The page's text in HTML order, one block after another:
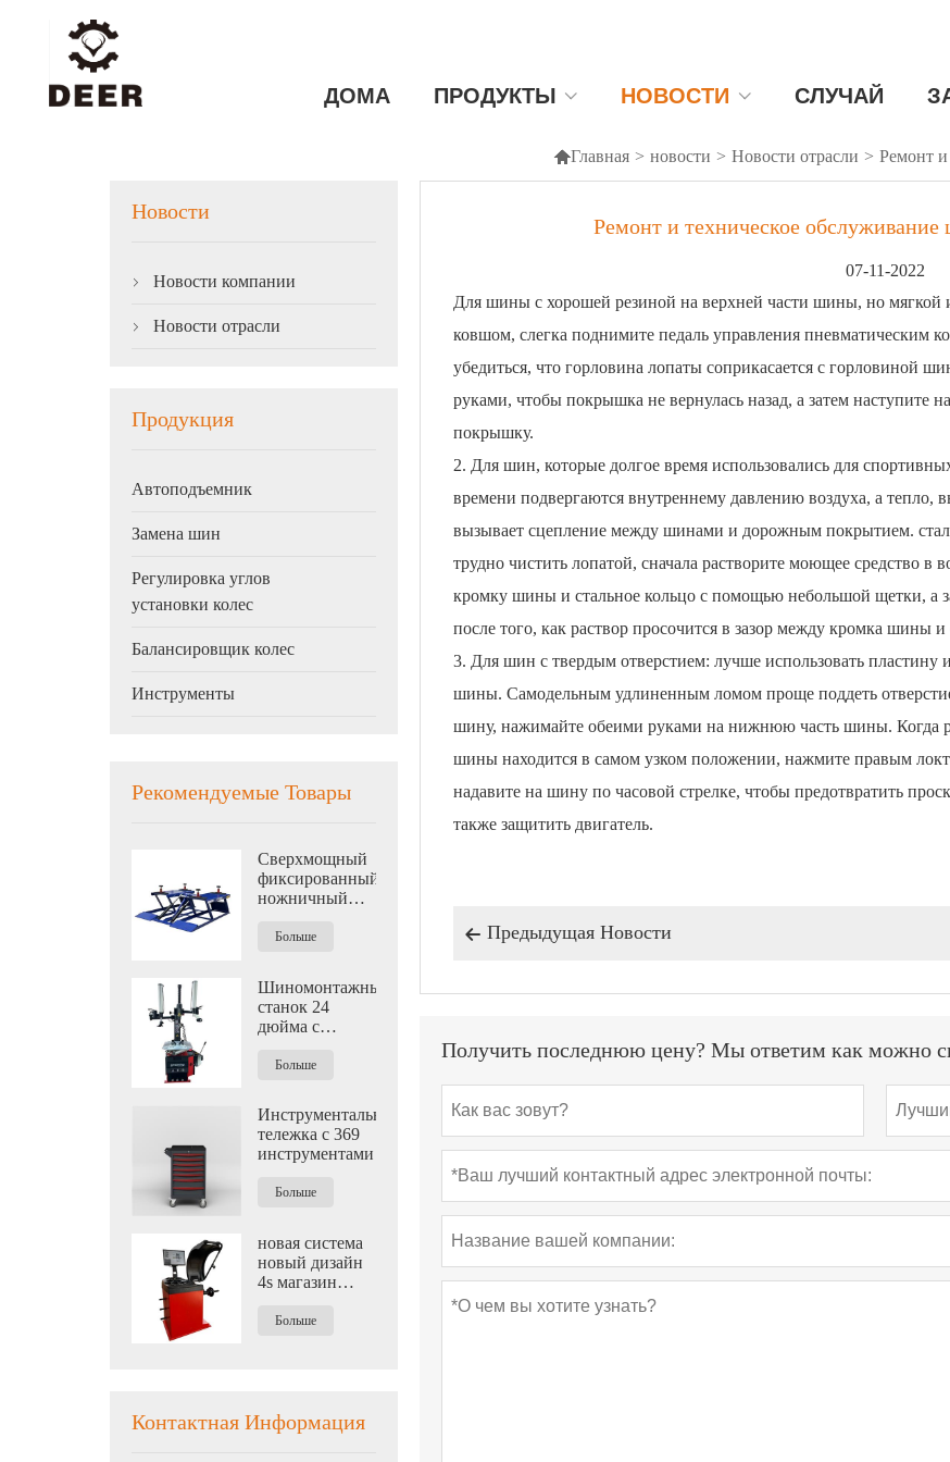
ДОМА ПРОДУКТЫ НОВОСТИ СЛУЧАЙ
Главная > новости > Новости отрасли > Ремонт
Новости
 Новости компании
 Новости отрасли
Продукция
Автоподъемник
Замена шин
Регулировка углов
установки колес
Балансировщик колес
Инструменты
Рекомендуемые Товары
Сверхмощный
фиксированный
ножничный
средней
Больше
Шиномонтажный
станок 24
дюйма с
вспомогательным
Больше
Инструментальная
тележка с 369
инструментами
Больше
новая система
новый дизайн
4s магазин
балансировочная
Больше
Контактная Информация
Ремонт и техническое
07-11-2022
Для шины с хорошей резиной на верхней части шины, но мягкой
ковшом, слегка поднимите педаль управления пневматическим
убедиться, что горловина лопаты соприкасается с горловиной
руками, чтобы покрышка не вернулась назад, а затем наступите
покрышку.
2. Для шин, которые долгое время использовались для
времени подвергаются внутреннему давлению воздуха, а
вызывает сцепление между шинами и дорожным покрытием.
трудно чистить лопатой, сначала растворите моющее средство в
кромку шины и стальное кольцо с помощью небольшой щетки, а
после того, как раствор просочится в зазор между кромка шины и
3. Для шин с твердым отверстием: лучше использовать пластину
шины. Самодельным удлиненным ломом проще поддеть
шину, нажимайте обеими руками на нижнюю часть шины. Когда
шины находится в самом узком положении, нажмите правым
надавите на шину по часовой стрелке, чтобы предотвратить
также защитить двигатель.
 Предыдущая Hовости
Получить последнюю цену? Мы ответим как можно